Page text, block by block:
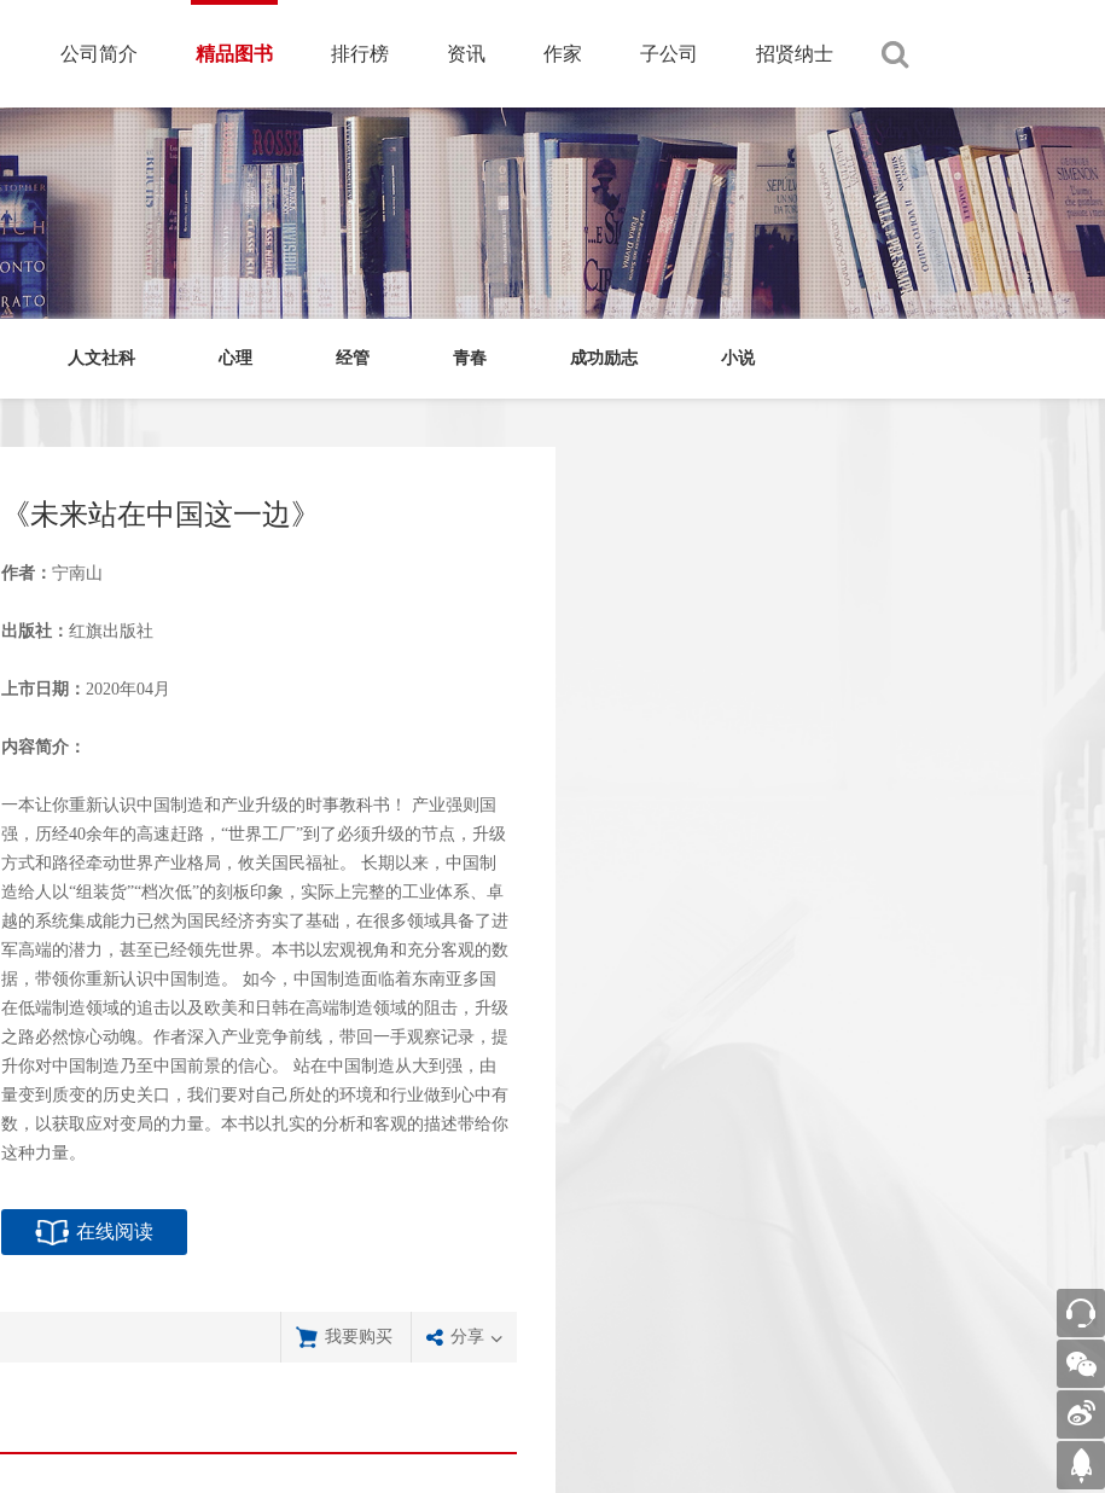
公司简介 精品图书 排行榜 资讯 作家 子公司 招贤纳士
人文社科 心理 经管 青春 成功励志 小说
《未来站在中国这一边》
作者： 宁南山
出版社： 红旗出版社
上市日期： 2020年04月
内容简介：
一本让你重新认识中国制造和产业升级的时事教科书！ 产业强则国
强，历经40余年的高速赶路，“世界工厂”到了必须升级的节点，升级
方式和路径牵动世界产业格局，攸关国民福祉。 长期以来，中国制
造给人以“组装货”“档次低”的刻板印象，实际上完整的工业体系、卓
越的系统集成能力已然为国民经济夯实了基础，在很多领域具备了进
军高端的潜力，甚至已经领先世界。本书以宏观视角和充分客观的数
据，带领你重新认识中国制造。 如今，中国制造面临着东南亚多国
在低端制造领域的追击以及欧美和日韩在高端制造领域的阻击，升级
之路必然惊心动魄。作者深入产业竞争前线，带回一手观察记录，提
升你对中国制造乃至中国前景的信心。 站在中国制造从大到强，由
量变到质变的历史关口，我们要对自己所处的环境和行业做到心中有
数，以获取应对变局的力量。本书以扎实的分析和客观的描述带给你
这种力量。
在线阅读
我要购买 分享